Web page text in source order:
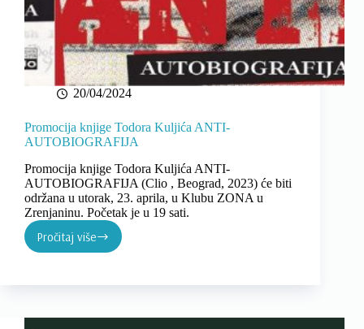
20/04/2024
Promocija knjige Todora Kuljića ANTI-
AUTOBIOGRAFIJA
Promocija knjige Todora Kuljića ANTI-
AUTOBIOGRAFIJA (Clio , Beograd, 2023) će biti
održana u utorak, 23. aprila, u Klubu ZONA u
Zrenjaninu. Početak je u 19 sati.
Pročitaj višePromocija
Kuljića
AUTOBIOGRAFIJA